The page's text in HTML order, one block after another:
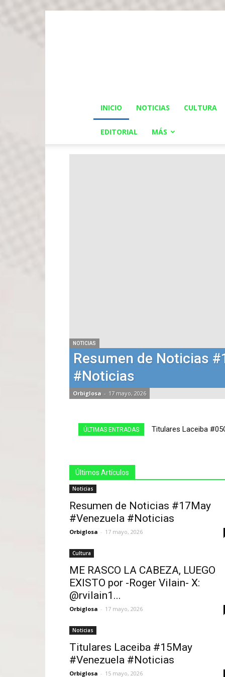
INICIO NOTICIAS CULTURA
EDITORIAL MÁS
NOTICIAS
Resumen de Noticias
#Noticias
Orbiglosa - 17 mayo, 2026
ÚLTIMAS ENTRADAS Titulares Laceiba
Titulares Laceiba
Últimos Artículos
Noticias
Resumen de Noticias #17May
#Venezuela #Noticias
Orbiglosa - 17 mayo, 2026
Cultura
ME RASCO LA CABEZA, LUEGO
EXISTO por -Roger Vilain- X:
@rvilain1...
Orbiglosa - 17 mayo, 2026
Noticias
Titulares Laceiba #15May
#Venezuela #Noticias
Orbiglosa - 15 mayo, 2026